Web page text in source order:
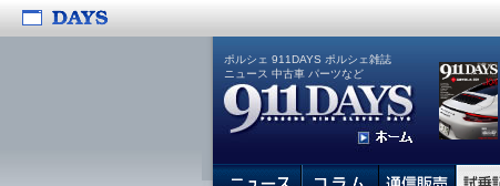
ポルシェ 911DAYS ポルシェ雑誌
ニュース 中古車 パーツなど